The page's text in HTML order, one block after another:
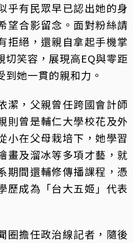
乎有民眾早已認出她的身
望合影留念。面對粉絲請
拒絕，還親自拿起手機掌
切笑容，展現高EQ與零距
她一貫的親和力。
潔，父親曾任跨國會計師
則曾是輔仁大學校花及外
小在父母栽培下，她學習
畫及溜冰等多項才藝，就
期間還輔修傳播課程，憑
歷成為「台大五姬」代表
圈擔任政治線記者，隨後